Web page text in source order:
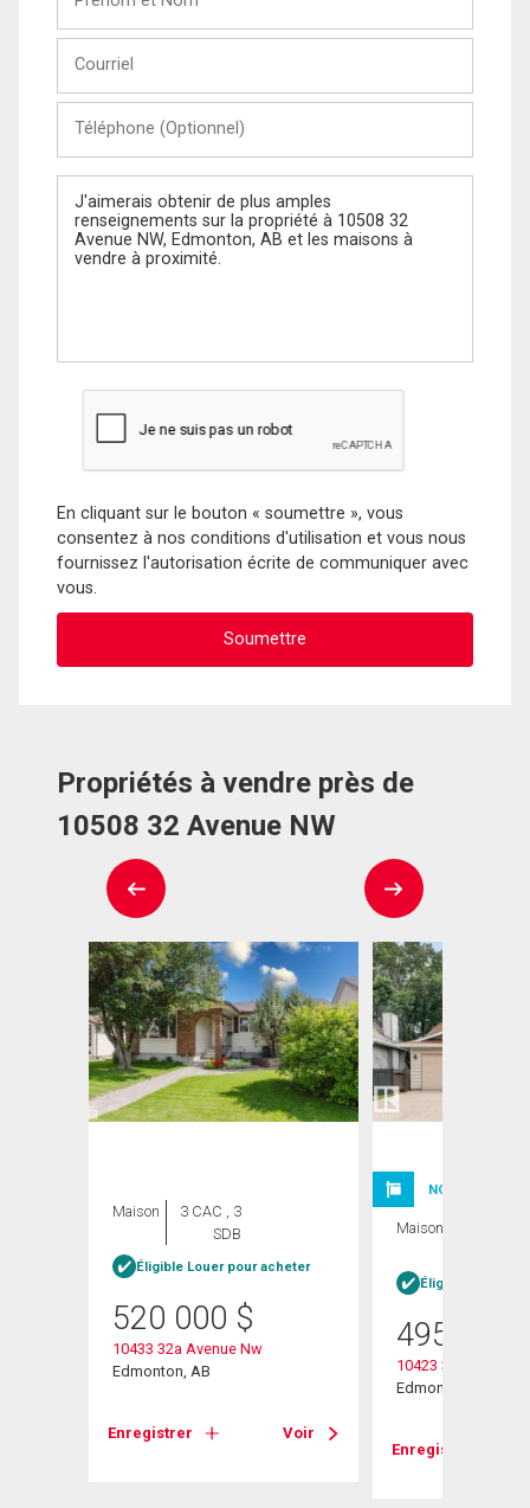
Nom
(Optionnel)
Message
En cliquant sur le bouton « soumettre », vous
consentez à nos conditions d'utilisation et vous nous
fournissez l'autorisation écrite de communiquer avec
vous.
Propriétés à vendre près de
10508 32 Avenue NW
Maison
3 CAC , 3
SDB
Éligible Louer pour acheter
520 000 $
10433 32a Avenue Nw
Edmonton, AB
Enregistrer Voir
NOUVELLE
Maison
Éligible Louer
495 000
10423 33 Avenue
Edmonton, AB
Enregistrer